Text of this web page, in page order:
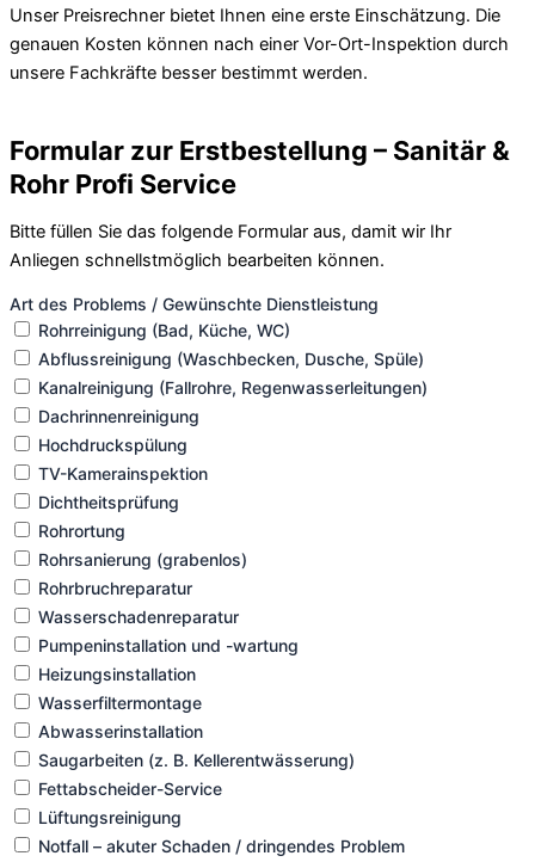
Unser Preisrechner bietet Ihnen eine erste Einschätzung. Die
genauen Kosten können nach einer Vor-Ort-Inspektion durch
unsere Fachkräfte besser bestimmt werden.
Formular zur Erstbestellung – Sanitär &
Rohr Profi Service
Bitte füllen Sie das folgende Formular aus, damit wir Ihr
Anliegen schnellstmöglich bearbeiten können.
Art des Problems / Gewünschte Dienstleistung
Rohrreinigung (Bad, Küche, WC)
Abflussreinigung (Waschbecken, Dusche, Spüle)
Kanalreinigung (Fallrohre, Regenwasserleitungen)
Dachrinnenreinigung
Hochdruckspülung
TV-Kamerainspektion
Dichtheitsprüfung
Rohrortung
Rohrsanierung (grabenlos)
Rohrbruchreparatur
Wasserschadenreparatur
Pumpeninstallation und -wartung
Heizungsinstallation
Wasserfiltermontage
Abwasserinstallation
Saugarbeiten (z. B. Kellerentwässerung)
Fettabscheider-Service
Lüftungsreinigung
Notfall – akuter Schaden / dringendes Problem